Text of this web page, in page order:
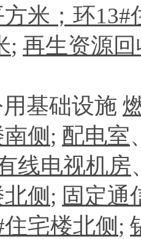
米；环
; 再生资源
基础设施
侧 ; 配电室
线电视机房
侧 ; 固定通
宅楼北侧 ;